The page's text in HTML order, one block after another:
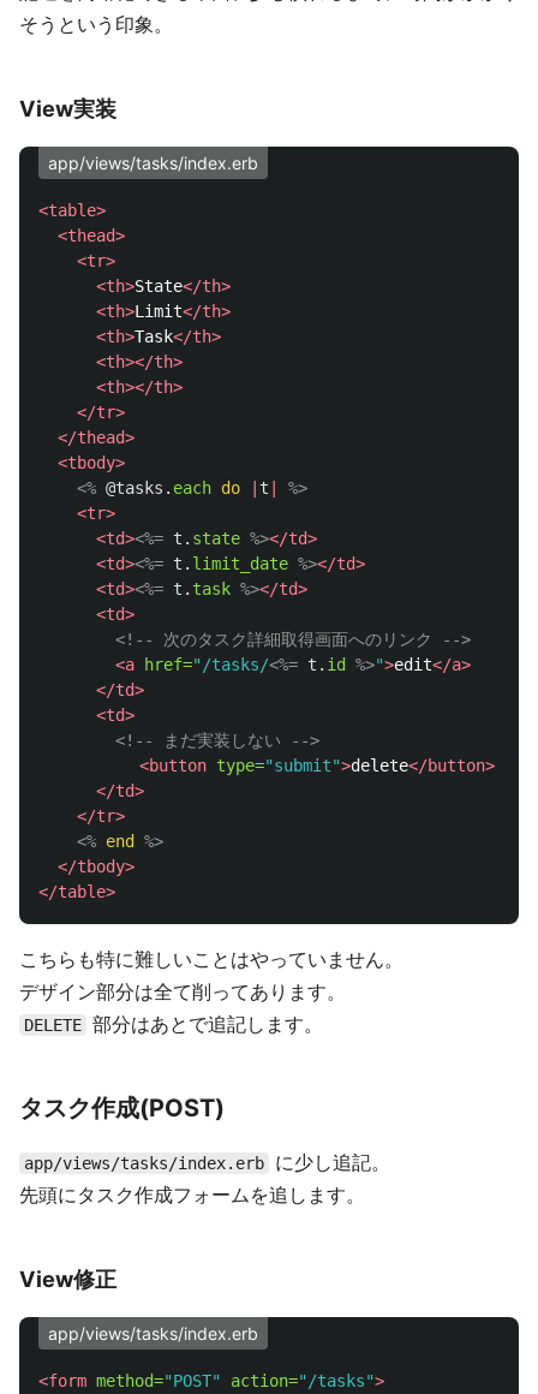
そうという印象。
View実装
app/views/tasks/index.erb
<table>
<thead>
<tr>
<th>State</th>
<th>Limit</th>
<th>Task</th>
<th></th>
<th></th>
</tr>
</thead>
<tbody>
<% @tasks . each do t
%>
<tr>
<td><%= t . state %></td>
<td><%= t . limit_date %></td>
<td><%= t . task %></td>
<td>
<!-- 次のタスク詳細取得画面へのリンク -->
<a
href="/tasks/<%= t . id %>">edit</a>
</td>
<td>
<!-- まだ実装しない -->
<button type="submit">delete</button>
</td>
</tr>
<% end
%>
</tbody>
</table>
こちらも特に難しいことはやっていません。
デザイン部分は全て削ってあります。
DELETE 部分はあとで追記します。
タスク作成(POST)
app/views/tasks/index.erb
に少し追記。
先頭にタスク作成フォームを追します。
View修正
app/views/tasks/index.erb
<form method="POST" action="/tasks">